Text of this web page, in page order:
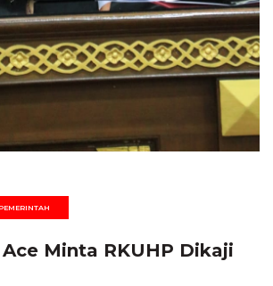
PEMERINTAH
Minta RKUHP Dikaji